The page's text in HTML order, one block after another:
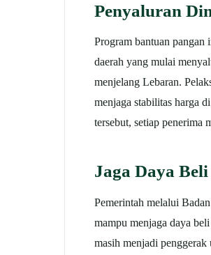
Penyaluran
Program bantuan pangan
daerah yang mulai
menjelang Lebaran.
menjaga stabilitas harga
tersebut, setiap penerima
Jaga Daya
Pemerintah melalui
mampu menjaga daya
masih menjadi